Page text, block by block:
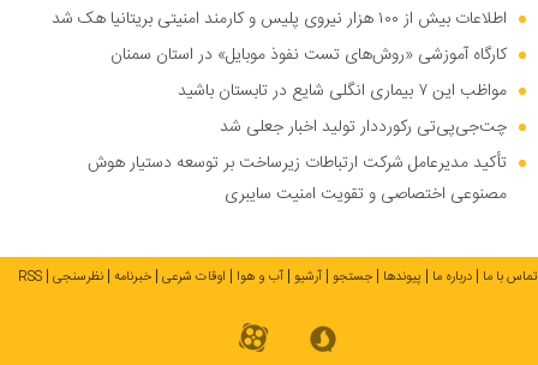
اطلاعات بیش از ۱۰۰ هزار نیروی پلیس و کارمند امنیتی بریتانیا هک شد
کارگاه آموزشی «روش‌های تست نفوذ موبایل» در استان سمنان
مواظب این ۷ بیماری انگلی شایع در تابستان باشید
چت‌جی‌پی‌تی رکورددار تولید اخبار جعلی شد
تأکید مدیرعامل شرکت ارتباطات زیرساخت بر توسعه دستیار هوش
مصنوعی اختصاصی و تقویت امنیت سایبری
تماس با ما درباره ما پیوندها جستجو آرشیو آب و هوا اوقات شرعی خبرنامه نظرسنجی RSS